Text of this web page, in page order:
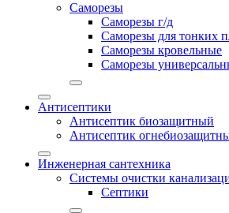
Саморезы
Саморезы г/д
Саморезы для тонких
Саморезы кровельные
Саморезы
Антисептики
Антисептик биозащитный
Антисептик
Инженерная сантехника
Системы очистки
Септики